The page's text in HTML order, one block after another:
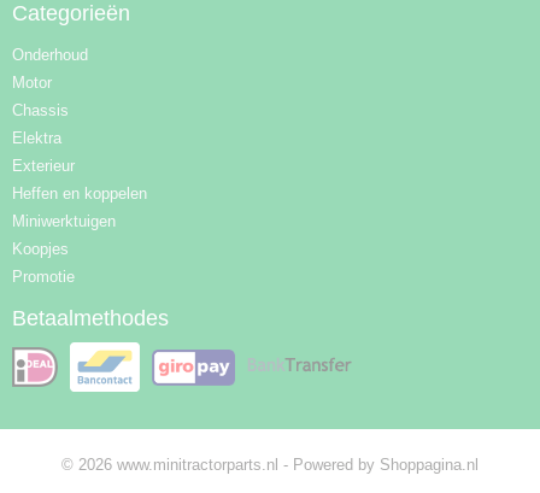
Categorieën
Onderhoud
Motor
Chassis
Elektra
Exterieur
Heffen en koppelen
Miniwerktuigen
Koopjes
Promotie
Betaalmethodes
© 2026 www.minitractorparts.nl - Powered by Shoppagina.nl